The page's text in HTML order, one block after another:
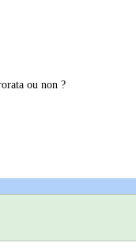
ou non ?